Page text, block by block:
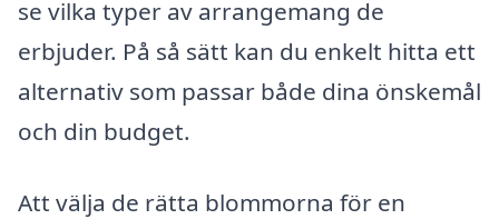
se vilka typer av arrangemang de
erbjuder. På så sätt kan du enkelt hitta ett
alternativ som passar både dina önskemål
och din budget.
Att välja de rätta blommorna för en